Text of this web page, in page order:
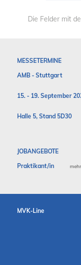
Die Felder mit
MESSETERMINE
AMB - Stuttgart
15. - 19. September
Halle 5, Stand 5D30
JOBANGEBOTE
Praktikant/in
MVK-Line